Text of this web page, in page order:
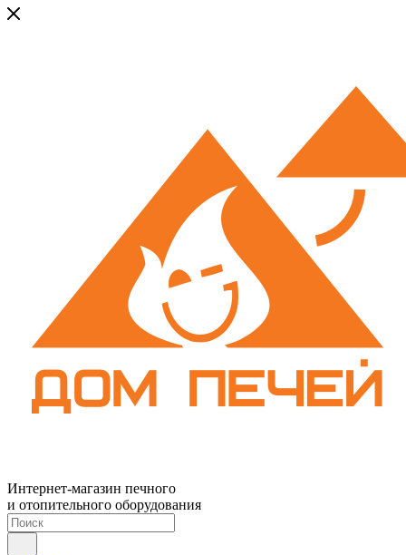
Интернет-магазин печного
и отопительного оборудования